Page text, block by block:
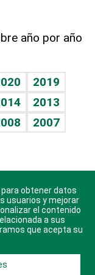
año por año
2019
2013
2007
Android, iOS y
obtener datos
usuarios y mejorar
el contenido
a sus
que acepta su